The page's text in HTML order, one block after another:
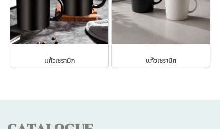
แก้วเซรามิก แก้วเซรามิก